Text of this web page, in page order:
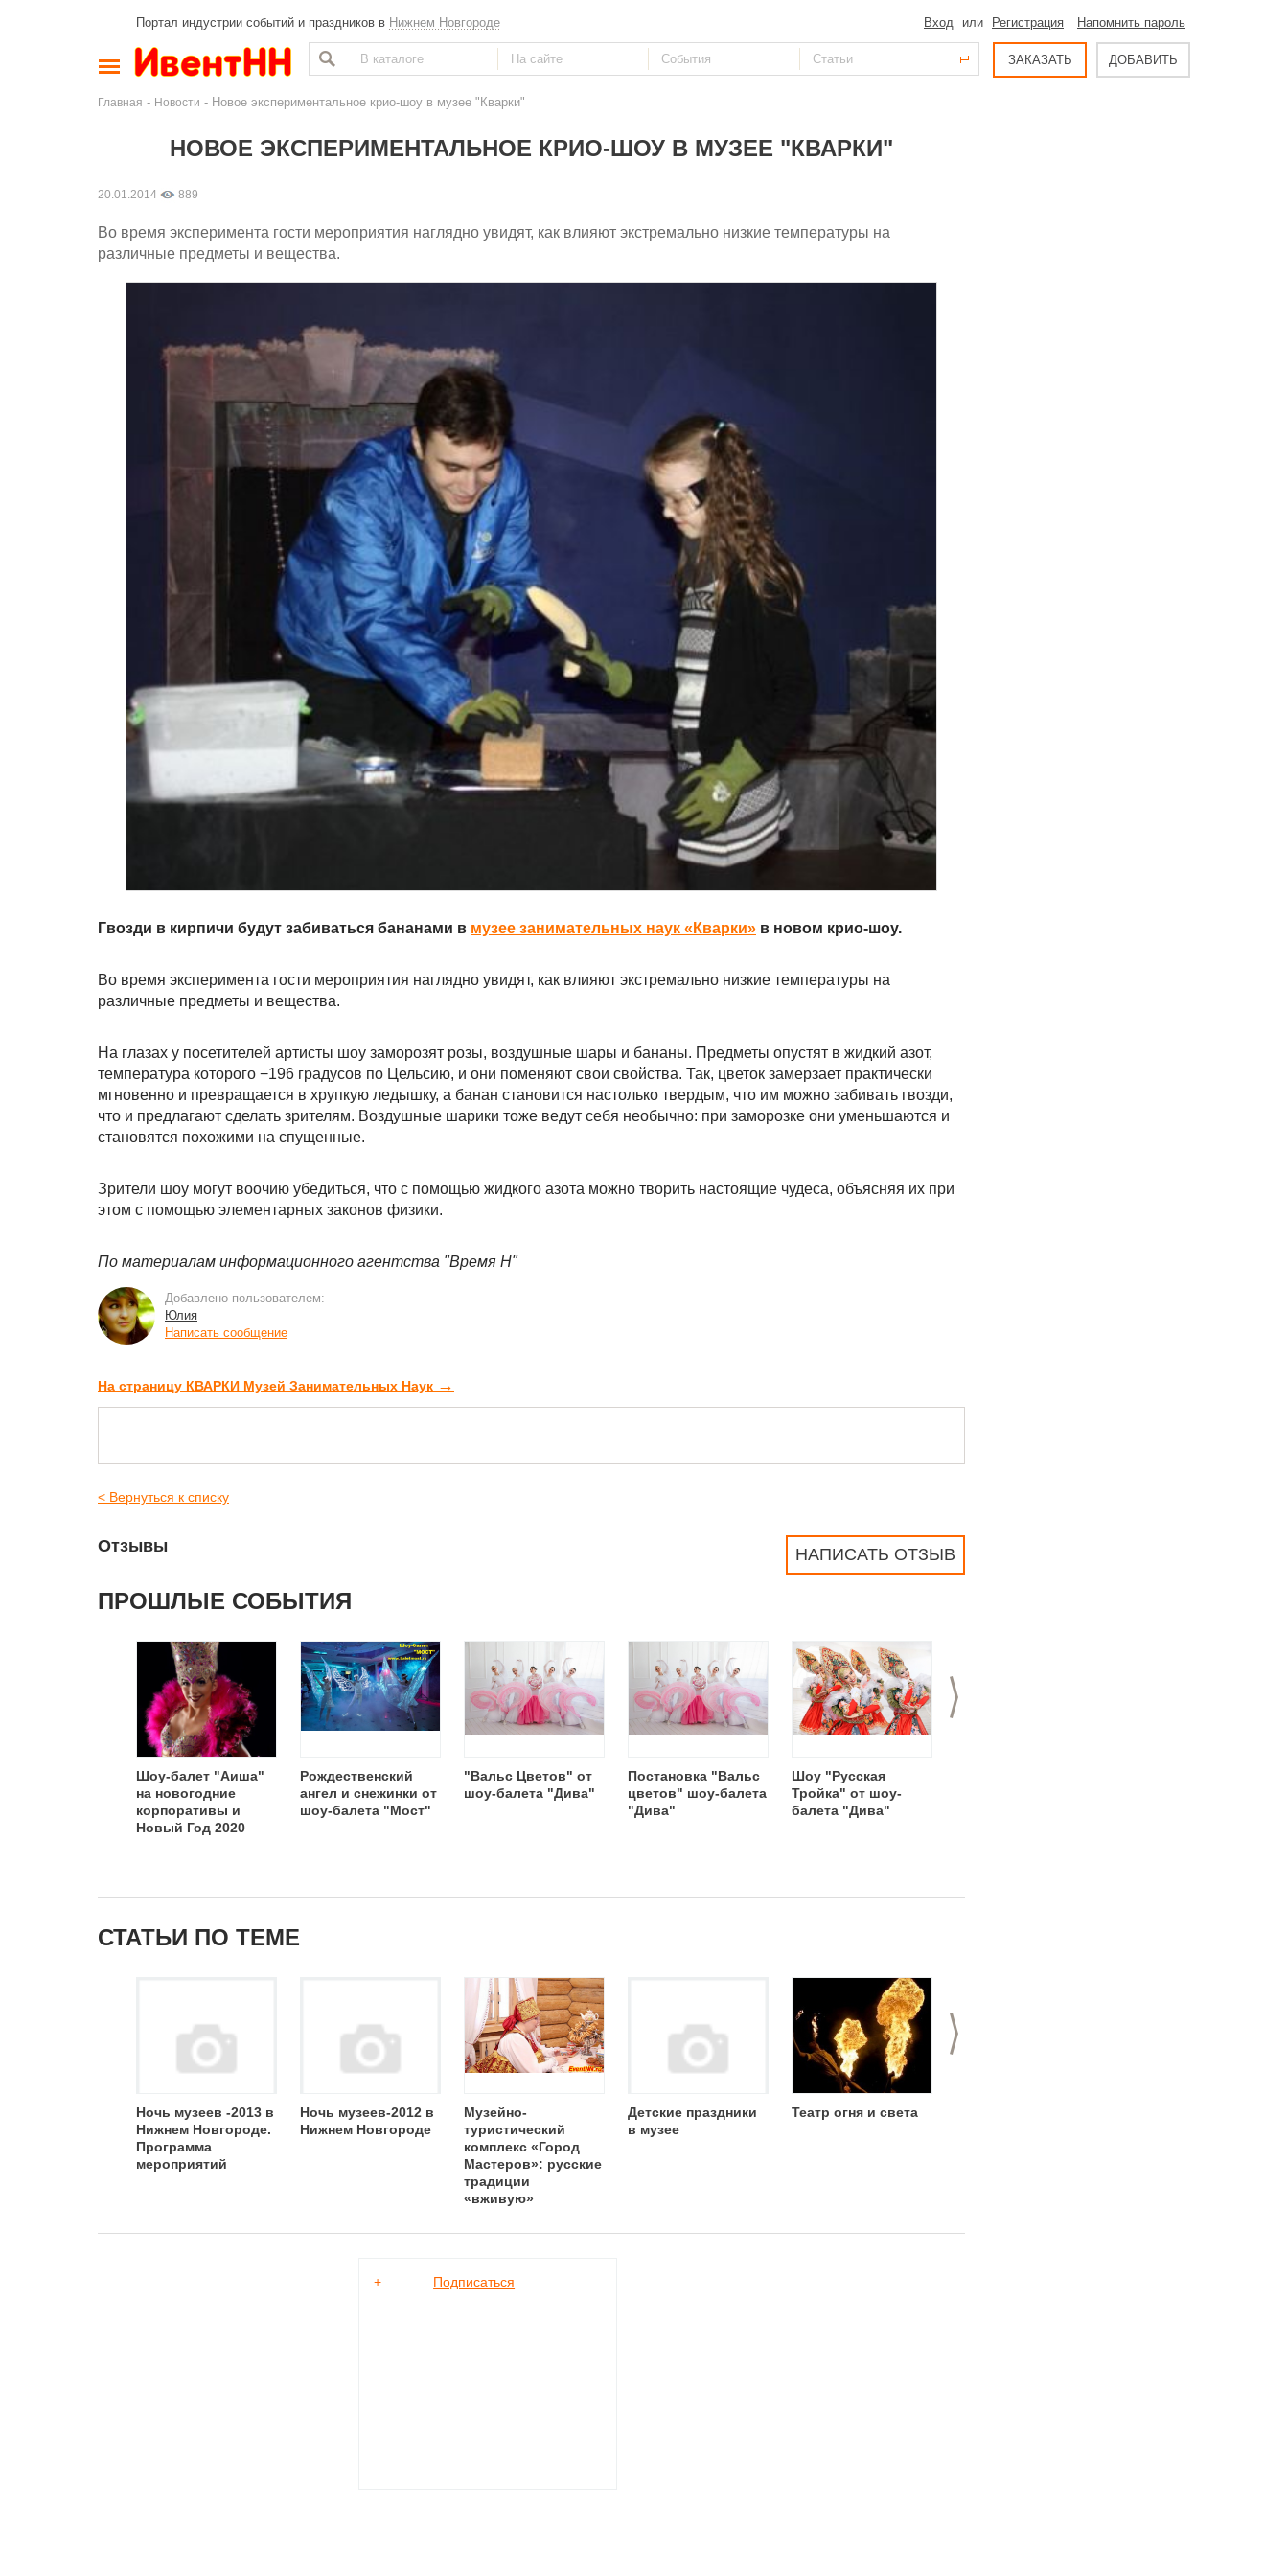
Портал индустрии событий и праздников в Нижнем Новгороде Вход или Регистрация Напомнить пароль
ЗАКАЗАТЬ ДОБАВИТЬ
Главная - Новости - Новое экспериментальное крио-шоу в музее "Кварки"
НОВОЕ ЭКСПЕРИМЕНТАЛЬНОЕ КРИО-ШОУ В МУЗЕЕ "КВАРКИ"
20.01.2014 889
Во время эксперимента гости мероприятия наглядно увидят, как влияют экстремально низкие температуры на
различные предметы и вещества.
Гвозди в кирпичи будут забиваться бананами в музее занимательных наук «Кварки» в новом крио-шоу.
Во время эксперимента гости мероприятия наглядно увидят, как влияют экстремально низкие температуры на
различные предметы и вещества.
На глазах у посетителей артисты шоу заморозят розы, воздушные шары и бананы. Предметы опустят в жидкий азот,
температура которого −196 градусов по Цельсию, и они поменяют свои свойства. Так, цветок замерзает практически
мгновенно и превращается в хрупкую ледышку, а банан становится настолько твердым, что им можно забивать гвозди,
что и предлагают сделать зрителям. Воздушные шарики тоже ведут себя необычно: при заморозке они уменьшаются и
становятся похожими на спущенные.
Зрители шоу могут воочию убедиться, что с помощью жидкого азота можно творить настоящие чудеса, объясняя их при
этом с помощью элементарных законов физики.
По материалам информационного агентства "Время Н"
Добавлено пользователем:
Юлия
Написать сообщение
На страницу КВАРКИ Музей Занимательных Наук →
< Вернуться к списку
НАПИСАТЬ ОТЗЫВ
Отзывы
ПРОШЛЫЕ СОБЫТИЯ
>
Шоу-балет "Аиша"
на новогодние
корпоративы и
Новый Год 2020
Рождественский
ангел и снежинки от
шоу-балета "Мост"
"Вальс Цветов" от
шоу-балета "Дива"
Постановка "Вальс
цветов" шоу-балета
"Дива"
Шоу "Русская
Тройка" от шоу-
балета "Дива"
СТАТЬИ ПО ТЕМЕ
>
Ночь музеев -2013 в
Нижнем Новгороде.
Программа
мероприятий
Ночь музеев-2012 в
Нижнем Новгороде
Музейно-
туристический
комплекс «Город
Мастеров»: русские
традиции
«вживую»
Детские праздники
в музее
Театр огня и света
+ Подписаться